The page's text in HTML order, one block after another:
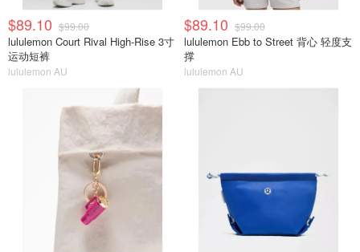
$89.10 $99.00
lululemon Court Rival High-Rise 3寸
运动短裤
lululemon AU
$89.10 $99.00
lululemon Ebb to Street 背心 轻度支
撑
lululemon AU